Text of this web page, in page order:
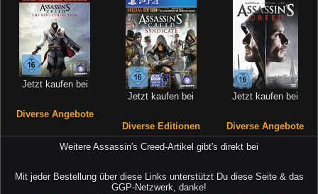
Jetzt kaufen bei
Diverse Angebote
Jetzt kaufen bei
Diverse Editionen
Jetzt kaufen bei
Diverse Angebote
Weitere Assassin's Creed-Artikel gibt's direkt bei
Mit jeder Bestellung über diese Links unterstützt Du diese Seite & das
GGP-Netzwerk, danke!